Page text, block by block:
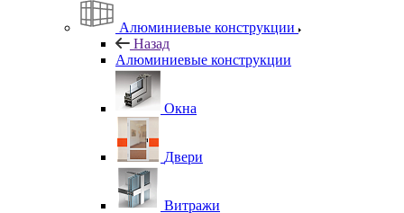
Алюминиевые конструкции
Назад
Алюминиевые конструкции
Окна
Двери
Витражи